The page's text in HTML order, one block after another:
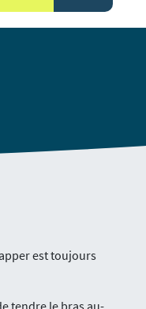
est toujours
tendre le bras au-